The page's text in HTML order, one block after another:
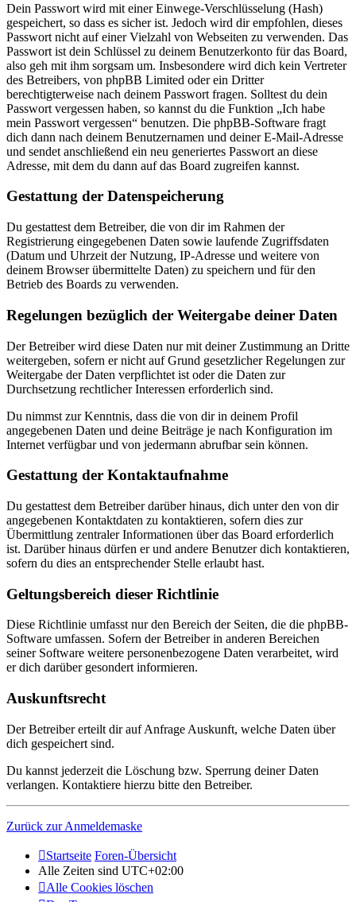
Dein Passwort wird mit einer Einwege-Verschlüsselung (Hash)
gespeichert, so dass es sicher ist. Jedoch wird dir empfohlen, dieses
Passwort nicht auf einer Vielzahl von Webseiten zu verwenden. Das
Passwort ist dein Schlüssel zu deinem Benutzerkonto für das Board,
also geh mit ihm sorgsam um. Insbesondere wird dich kein Vertreter
des Betreibers, von phpBB Limited oder ein Dritter
berechtigterweise nach deinem Passwort fragen. Solltest du dein
Passwort vergessen haben, so kannst du die Funktion „Ich habe
mein Passwort vergessen“ benutzen. Die phpBB-Software fragt
dich dann nach deinem Benutzernamen und deiner E-Mail-Adresse
und sendet anschließend ein neu generiertes Passwort an diese
Adresse, mit dem du dann auf das Board zugreifen kannst.
Gestattung der Datenspeicherung
Du gestattest dem Betreiber, die von dir im Rahmen der
Registrierung eingegebenen Daten sowie laufende Zugriffsdaten
(Datum und Uhrzeit der Nutzung, IP-Adresse und weitere von
deinem Browser übermittelte Daten) zu speichern und für den
Betrieb des Boards zu verwenden.
Regelungen bezüglich der Weitergabe deiner Daten
Der Betreiber wird diese Daten nur mit deiner Zustimmung an Dritte
weitergeben, sofern er nicht auf Grund gesetzlicher Regelungen zur
Weitergabe der Daten verpflichtet ist oder die Daten zur
Durchsetzung rechtlicher Interessen erforderlich sind.
Du nimmst zur Kenntnis, dass die von dir in deinem Profil
angegebenen Daten und deine Beiträge je nach Konfiguration im
Internet verfügbar und von jedermann abrufbar sein können.
Gestattung der Kontaktaufnahme
Du gestattest dem Betreiber darüber hinaus, dich unter den von dir
angegebenen Kontaktdaten zu kontaktieren, sofern dies zur
Übermittlung zentraler Informationen über das Board erforderlich
ist. Darüber hinaus dürfen er und andere Benutzer dich kontaktieren,
sofern du dies an entsprechender Stelle erlaubt hast.
Geltungsbereich dieser Richtlinie
Diese Richtlinie umfasst nur den Bereich der Seiten, die die phpBB-
Software umfassen. Sofern der Betreiber in anderen Bereichen
seiner Software weitere personenbezogene Daten verarbeitet, wird
er dich darüber gesondert informieren.
Auskunftsrecht
Der Betreiber erteilt dir auf Anfrage Auskunft, welche Daten über
dich gespeichert sind.
Du kannst jederzeit die Löschung bzw. Sperrung deiner Daten
verlangen. Kontaktiere hierzu bitte den Betreiber.
Zurück zur Anmeldemaske
Startseite Foren-Übersicht
Alle Zeiten sind UTC+02:00
Alle Cookies löschen